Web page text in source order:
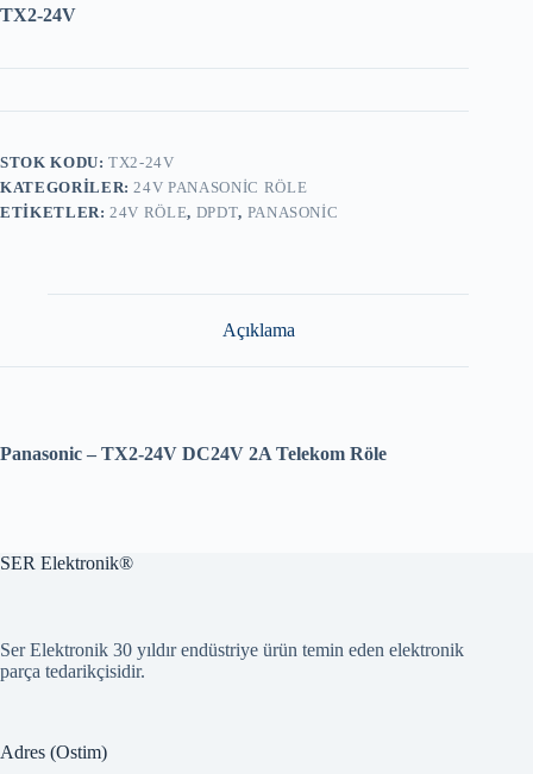
TX2-24V
STOK KODU:TX2-24V
KATEGORILER:24V PANASONIC RÖLE
ETIKETLER:24V RÖLE, DPDT, PANASONIC
Açıklama
Panasonic – TX2-24V DC24V 2A Telekom Röle
SER Elektronik®
Ser Elektronik 30 yıldır endüstriye ürün temin eden elektronik
parça tedarikçisidir.
Adres (Ostim)